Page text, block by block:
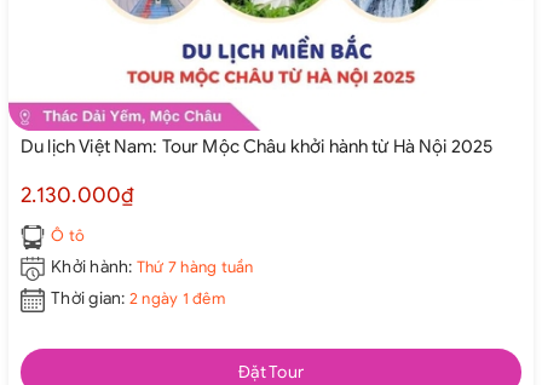
Du lịch Việt Nam: Tour Mộc Châu khởi hành từ Hà Nội 2025
2.130.000₫
Ô tô
Khởi hành: Thứ 7 hàng tuần
Thời gian: 2 ngày 1 đêm
Đặt Tour